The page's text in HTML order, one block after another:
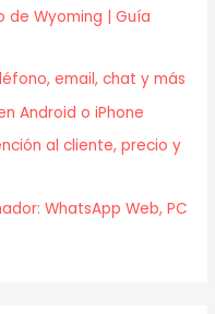
de Wyoming | Guía
email, chat y más
Android o iPhone
al cliente, precio y
WhatsApp Web, PC